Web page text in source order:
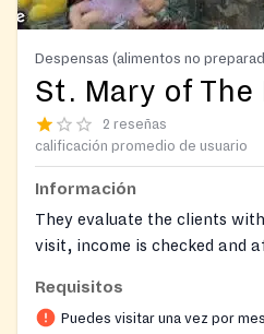
Despensas (alimentos no
St. Mary of The
2 reseñas
calificación promedio de usuario
Información
They evaluate the clients
visit, income is checked and
Browns Mills, Medford,
Requisitos
Puedes visitar una vez por mes